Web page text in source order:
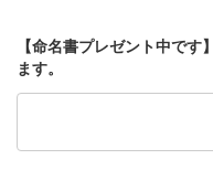
【命名書プレゼント中で
ます。